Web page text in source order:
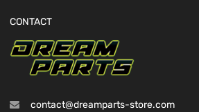
CONTACT
contact@dreamparts-store.com